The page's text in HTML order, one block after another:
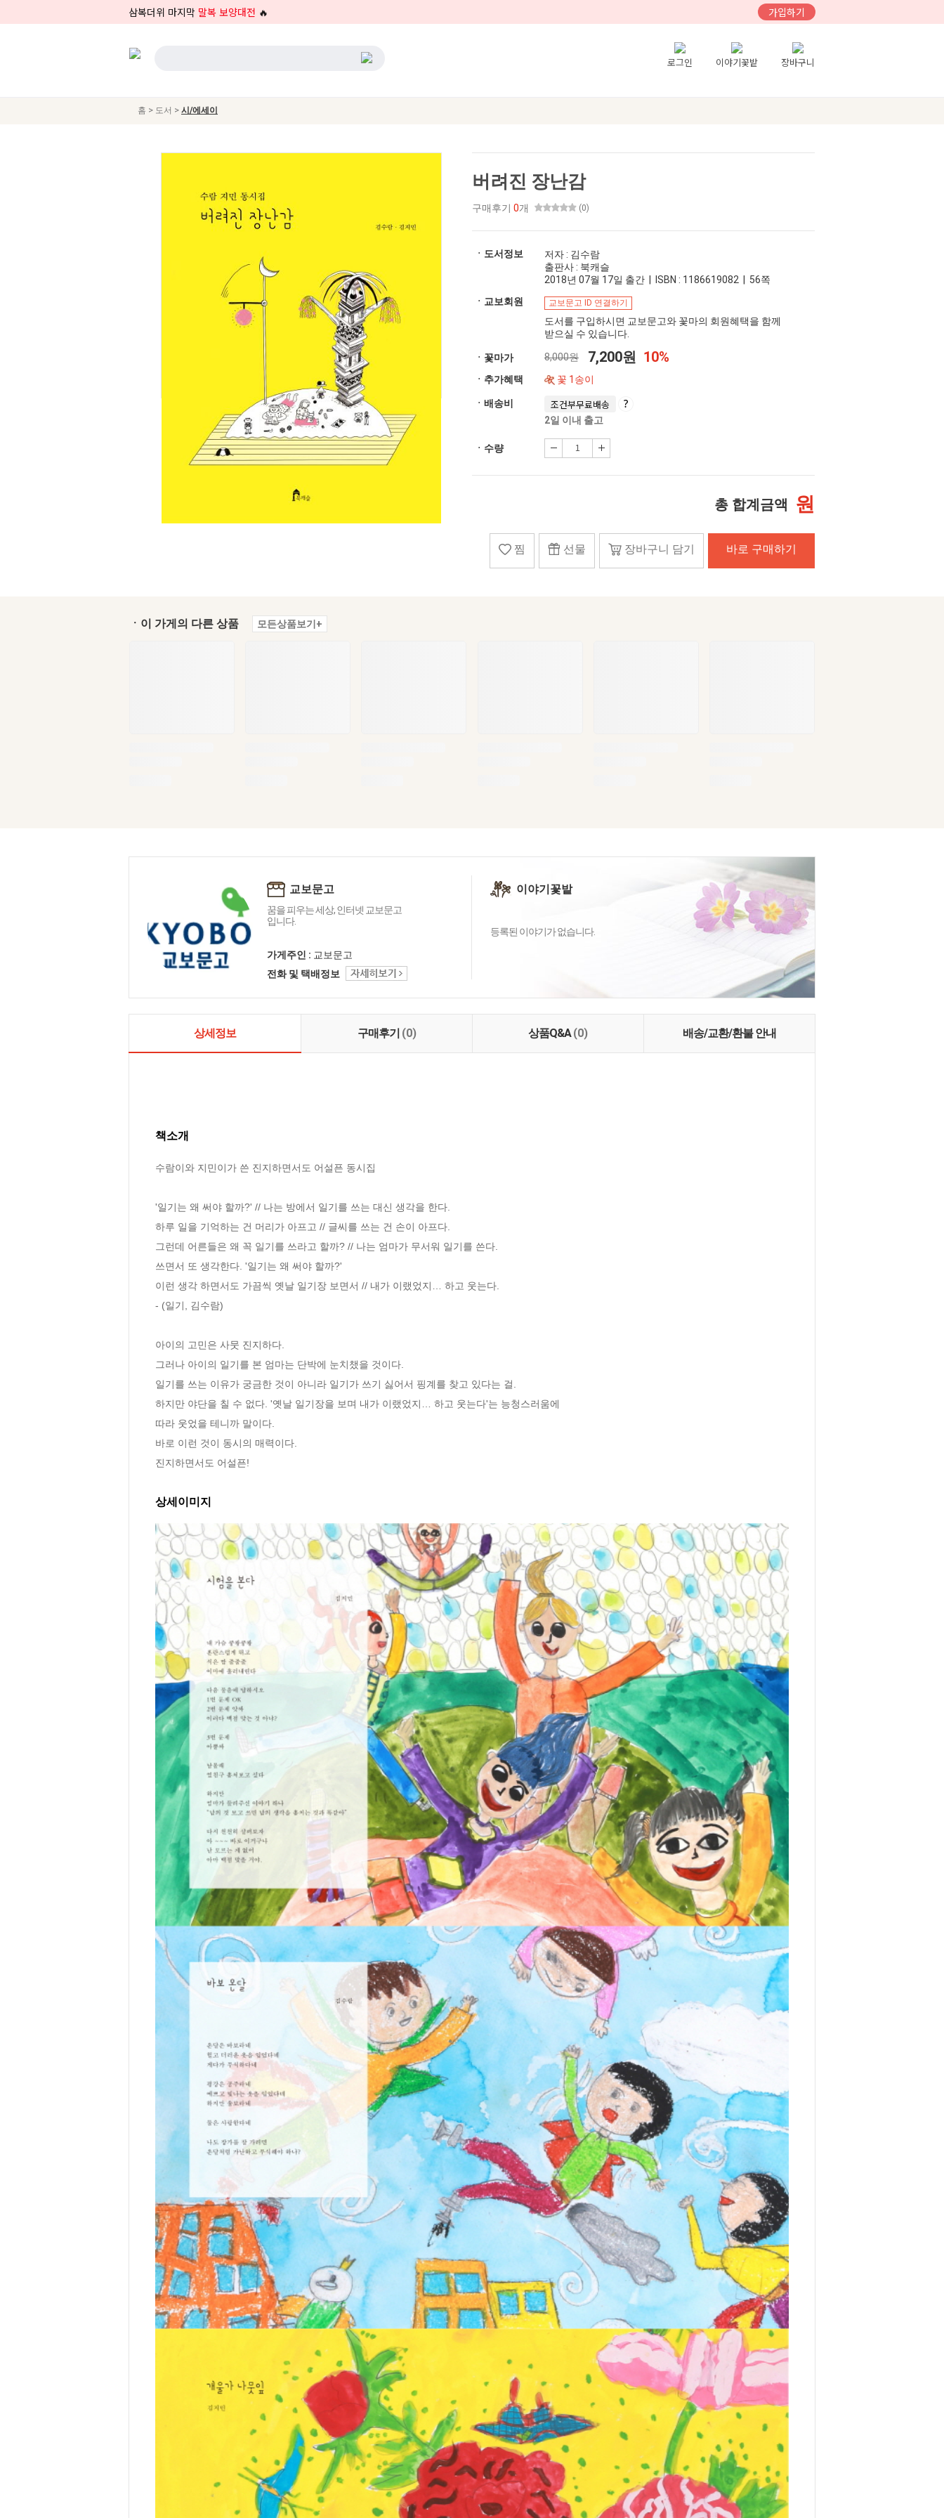
삼복더위 마지막 말복 보양대전 🔥 가입하기
로그인 이야기꽃밭 장바구니
홈 > 도서 > 시/에세이
버려진 장난감
구매후기 0개 (0)
ㆍ도서정보
저자 : 김수람
출판사 : 북캐슬
2018년 07월 17일 출간 | ISBN : 1186619082 | 56쪽
ㆍ교보회원
교보문고 ID 연결하기
도서를 구입하시면 교보문고와 꽃마의 회원혜택을 함께
받으실 수 있습니다.
ㆍ꽃마가 8,000원 7,200원 10%
ㆍ추가혜택 꽃 1송이
ㆍ배송비 조건부무료배송
2일 이내 출고
ㆍ수량
총 합계금액 원
찜 선물 장바구니 담기 바로 구매하기
ㆍ이 가게의 다른 상품 모든상품보기+
교보문고
꿈을 피우는 세상, 인터넷 교보문고
입니다.
가게주인 : 교보문고
전화 및 택배정보
이야기꽃밭
등록된 이야기가 없습니다.
상세정보 구매후기 (0) 상품Q&A(0) 배송/교환/환불 안내
책소개
수람이와 지민이가 쓴 진지하면서도 어설픈 동시집
'일기는 왜 써야 할까?' // 나는 방에서 일기를 쓰는 대신 생각을 한다.
하루 일을 기억하는 건 머리가 아프고 // 글씨를 쓰는 건 손이 아프다.
그런데 어른들은 왜 꼭 일기를 쓰라고 할까? // 나는 엄마가 무서워 일기를 쓴다.
쓰면서 또 생각한다. '일기는 왜 써야 할까?'
이런 생각 하면서도 가끔씩 옛날 일기장 보면서 // 내가 이랬었지… 하고 웃는다.
- (일기, 김수람)
아이의 고민은 사뭇 진지하다.
그러나 아이의 일기를 본 엄마는 단박에 눈치챘을 것이다.
일기를 쓰는 이유가 궁금한 것이 아니라 일기가 쓰기 싫어서 핑계를 찾고 있다는 걸.
하지만 야단을 칠 수 없다. '옛날 일기장을 보며 내가 이랬었지… 하고 웃는다'는 능청스러움에
따라 웃었을 테니까 말이다.
바로 이런 것이 동시의 매력이다.
진지하면서도 어설픈!
상세이미지